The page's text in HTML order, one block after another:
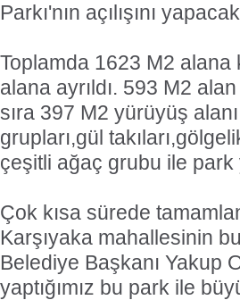
Parkı'nın açılışını
Toplamda 1623 M2
alana ayrıldı. 593 M2
sıra 397 M2 yürüyüş
grupları,gül
çeşitli ağaç grubu ile
Çok kısa sürede
Karşıyaka mahallesinin
Belediye Başkanı Yakup
yaptığımız bu park ile